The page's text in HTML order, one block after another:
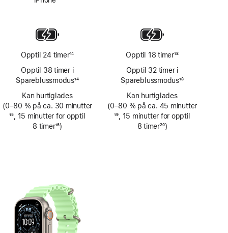
Opptil 24 timer14
Opptil 38 timer i
Spareblussmodus14
Kan hurtiglades
(0–80 % på ca. 30 minutter
Fotnote
15, 15 minutter for opptil
8 timer16)
Opptil 18 timer18
Opptil 32 timer i
Spareblussmodus18
Kan hurtiglades
(0–80 % på ca. 45 minutter
Fotnote
19, 15 minutter for opptil
8 timer20)